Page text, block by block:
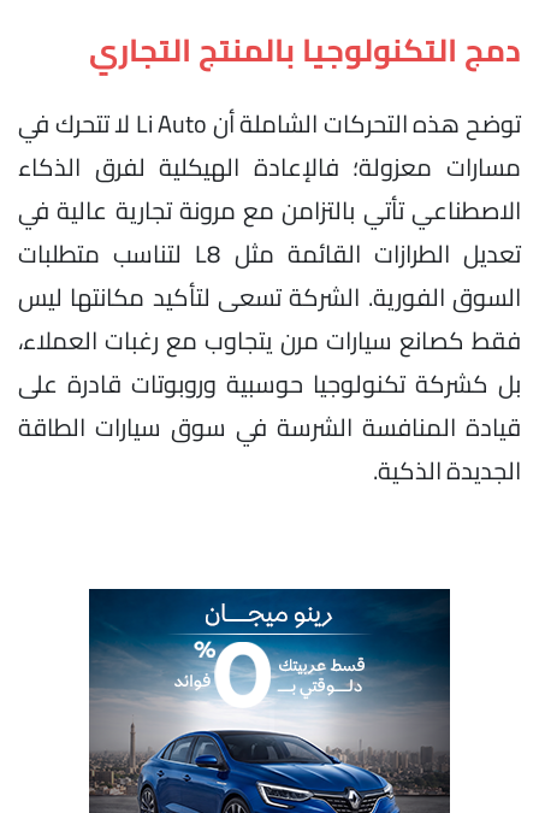
دمج التكنولوجيا بالمنتج التجاري
توضح هذه التحركات الشاملة أن Li Auto لا تتحرك في
مسارات معزولة؛ فالإعادة الهيكلية لفرق الذكاء
الاصطناعي تأتي بالتزامن مع مرونة تجارية عالية في
تعديل الطرازات القائمة مثل L8 لتناسب متطلبات
السوق الفورية. الشركة تسعى لتأكيد مكانتها ليس
فقط كصانع سيارات مرن يتجاوب مع رغبات العملاء،
بل كشركة تكنولوجيا حوسبية وروبوتات قادرة على
قيادة المنافسة الشرسة في سوق سيارات الطاقة
الجديدة الذكية.